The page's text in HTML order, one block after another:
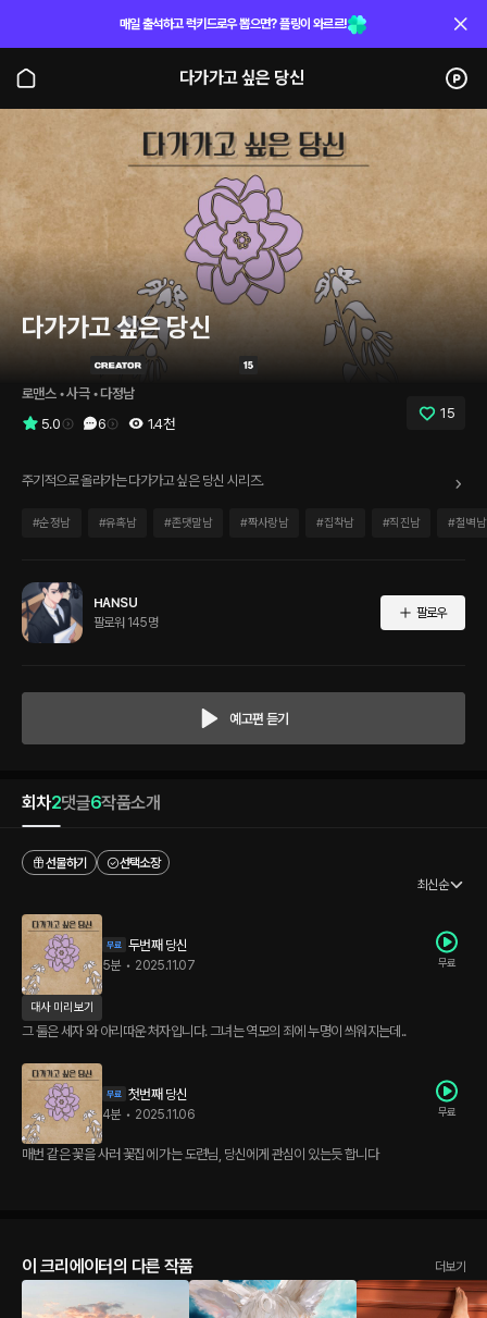
매일 출석하고 럭키드로우 뽑으면? 플링이 와르르!
다가가고 싶은 당신
다가가고 싶은 당신
로맨스 • 사극 • 다정남
5.0
6 1.4천
15
주기적으로 올라가는 다가가고 싶은 당신 시리즈.
#순정남 #유혹남 #존댓말남 #짝사랑남 #집착남 #직진남 #철벽남
HANSU
팔로워 145명
팔로우
예고편 듣기
회차2댓글6작품소개
선물하기
선택소장
최신순
두번째 당신
5분 • 2025.11.07 무료
대사 미리보기
그 둘은 세자 와 아리따운 처자입니다. 그녀는 역모의 죄에 누명이 씌워지는데..
첫번째 당신
4분 • 2025.11.06 무료
매번 같은 꽃을 사러 꽃집에 가는 도련님, 당신에게 관심이 있는듯 합니다
이 크리에이터의 다른 작품 더보기